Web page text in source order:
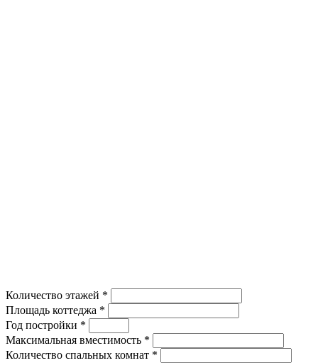
Количество этажей *
Площадь коттеджа *
Год постройки *
Максимальная вместимость *
Количество спальных комнат *